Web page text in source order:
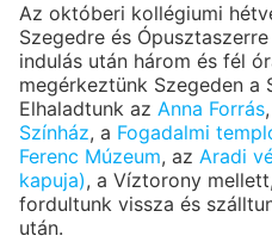
Az októberi kollégiumi
Szegedre és
indulás után három és fél
megérkeztünk Szegeden a
Elhaladtunk az Anna Forrás
Színház, a Fogadalmi
Ferenc Múzeum, az Aradi
kapuja), a Víztorony
fordultunk vissza és
után.